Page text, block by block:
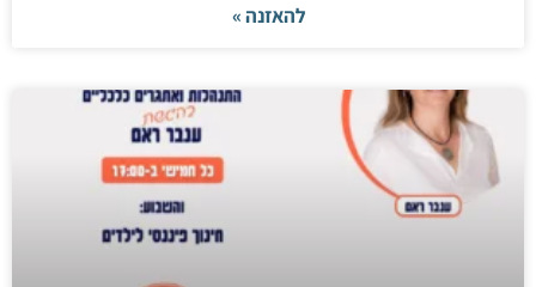
להאזנה »